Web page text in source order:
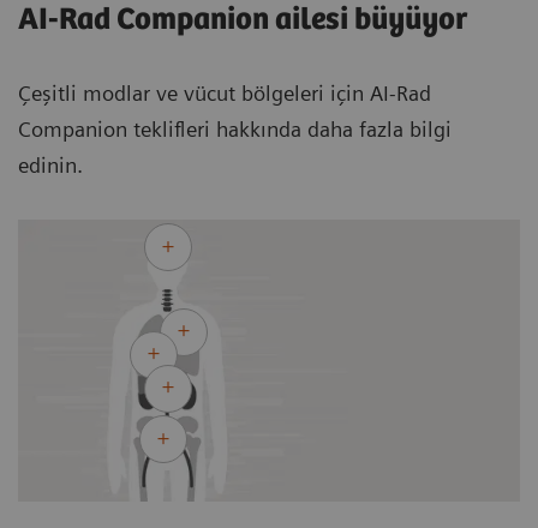
AI-Rad Companion ailesi büyüyor
Çeşitli modlar ve vücut bölgeleri için AI-Rad
Companion teklifleri hakkında daha fazla bilgi
edinin.